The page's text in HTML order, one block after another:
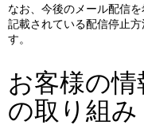
なお、今後のメール配信
記載されている配信停止
す。
お客様の
の取り組み